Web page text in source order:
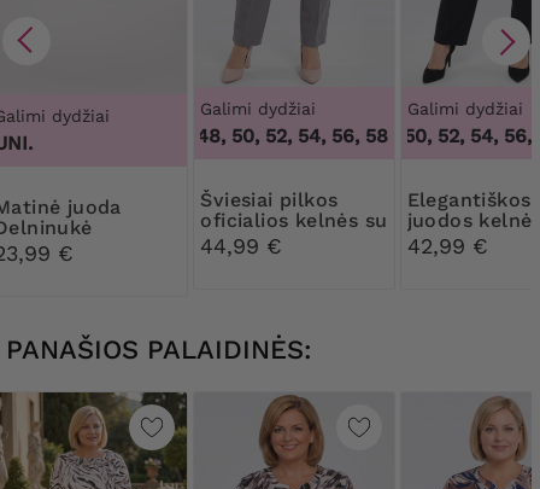
dydžiai
€
Galimi dydžiai
46, 48, 50, 52, 54, 56, 58, 60, 62, 64,46,
Šviesiai pilkos
oficialios kelnės su
kantu
44,99 €
Galimi dydžiai
48, 50, 52, 54, 56,
Elegantiškos
juodos
klostėmis
42,99 €
PANAŠIOS PALAIDINĖS: